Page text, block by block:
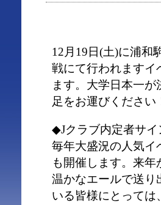
12月19日(土)に浦和
戦にて行われますイ
ます。大学日本一
足をお運びください
◆Jクラブ内定者サ
毎年大盛況の人気イ
も開催します。来
温かなエールで送り
いる皆様にとって